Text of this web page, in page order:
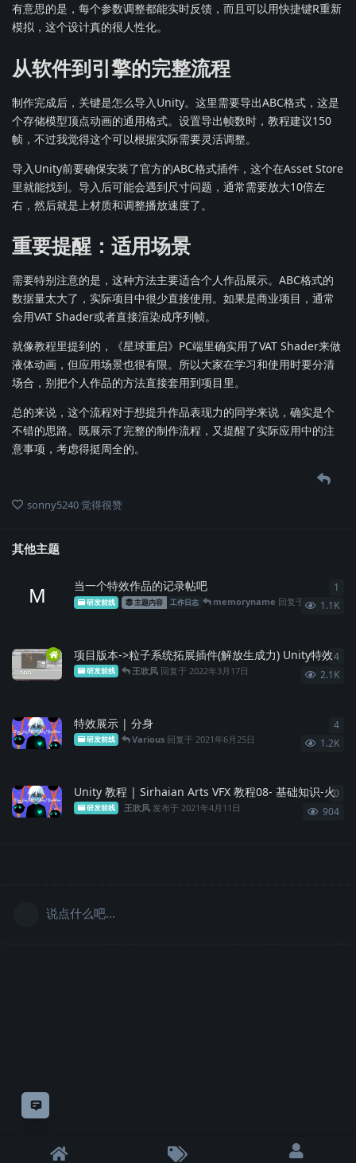
意见反馈
有意思的是，每个参数调整都能实时反馈，而且可以用快捷键R重新
模拟，这个设计真的很人性化。
从软件到引擎的完整流程
制作完成后，关键是怎么导入Unity。这里需要导出ABC格式，这是
个存储模型顶点动画的通用格式。设置导出帧数时，教程建议150
帧，不过我觉得这个可以根据实际需要灵活调整。
导入Unity前要确保安装了官方的ABC格式插件，这个在Asset Store
里就能找到。导入后可能会遇到尺寸问题，通常需要放大10倍左
右，然后就是上材质和调整播放速度了。
重要提醒：适用场景
需要特别注意的是，这种方法主要适合个人作品展示。ABC格式的
数据量太大了，实际项目中很少直接使用。如果是商业项目，通常
会用VAT Shader或者直接渲染成序列帧。
就像教程里提到的，《星球重启》PC端里确实用了VAT Shader来做
液体动画，但应用场景也很有限。所以大家在学习和使用时要分清
场合，别把个人作品的方法直接套用到项目里。
总的来说，这个流程对于想提升作品表现力的同学来说，确实是个
不错的思路。既展示了完整的制作流程，又提醒了实际应用中的注
意事项，考虑得挺周全的。
sonny5240觉得很赞
其他主题
M 当一个特效作品的记录帖吧
研发前线 主题内容 工作日志 memoryname 回复于2024年10月29日
1.1K
1
项目版本->粒子系统拓展插件(解放生成力) Unity特效
研发前线 王吹风 回复于 2022年3月17日 2.1K
4
特效展示 | 分身
研发前线 Various 回复于 2021年6月25日 1.2K
4
Unity 教程 | Sirhaian Arts VFX 教程08- 基础知识-火
研发前线 王吹风 发布于 2021年4月11日 904
0
说点什么吧...